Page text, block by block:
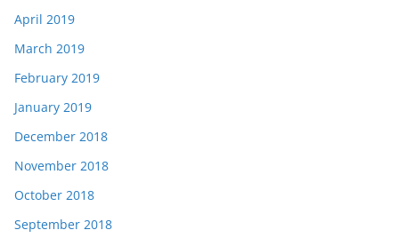
April 2019
March 2019
February 2019
January 2019
December 2018
November 2018
October 2018
September 2018